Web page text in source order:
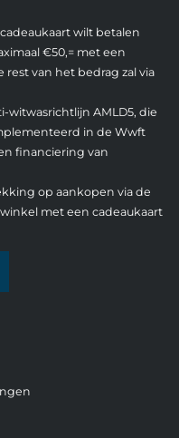
wilt betalen
€50,= met een
van het bedrag zal via
witwasrichtlijn AMLD5, die
in de Wwft
financiering van
op aankopen via de
met een cadeaukaart